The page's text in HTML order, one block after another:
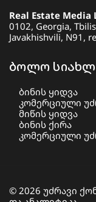
Real Estate Media
0102, Georgia,
Javakhishvili, N91,
ბოლო
ბინის ყიდვა
კომერციული
მიწის ყიდვა
ბინის ქირა
კომერციული
© 2026 უძრავი